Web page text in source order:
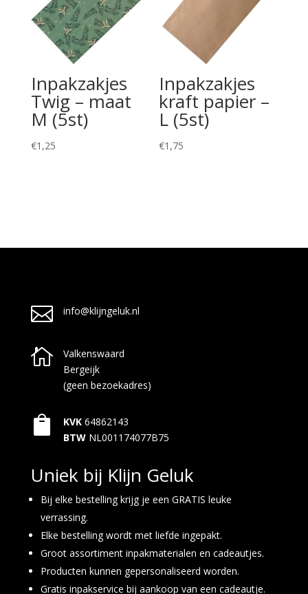
Inpakzakjes
Twig – maat
M (5st)
€1,25
Inpakzakjes
kraft papier –
L (5st)
€1,75
 info@klijngeluk.nl

Valkenswaard
Bergeijk
(geen bezoekadres)
 KVK 64862143
BTW NL001174077B75
Uniek bij Klijn Geluk
Bij elke bestelling krijg je een GRATIS leuke
verrassing.
Elke bestelling wordt met liefde ingepakt.
Groot assortiment inpakmaterialen en cadeautjes.
Producten kunnen gepersonaliseerd worden.
Gratis inpakservice bij aankoop van een cadeautje.